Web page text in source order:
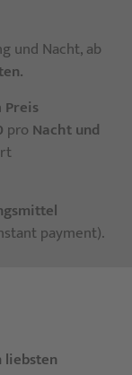
und Nacht, ab
Preis
pro Nacht und
payment).
liebsten